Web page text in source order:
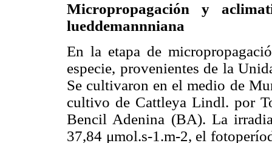
Micropropagación y
lueddemannniana
En la etapa de
especie, provenientes de la
Se cultivaron en el medio de
cultivo de Cattleya Lindl. por
Bencil Adenina (BA). La
37,84 μmol.s-1.m-2, el